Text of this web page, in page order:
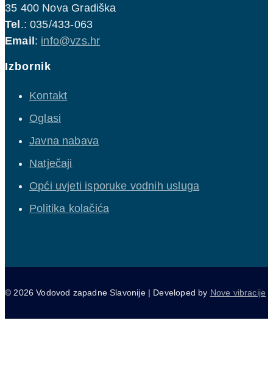
35 400 Nova Gradiška
Tel.: 035/433-063
Email: info@vzs.hr
Izbornik
Kontakt
Oglasi
Javna nabava
Natječaji
Opći uvjeti isporuke vodnih usluga
Politika kolačića
© 2026 Vodovod zapadne Slavonije | Developed by Nove vibracije